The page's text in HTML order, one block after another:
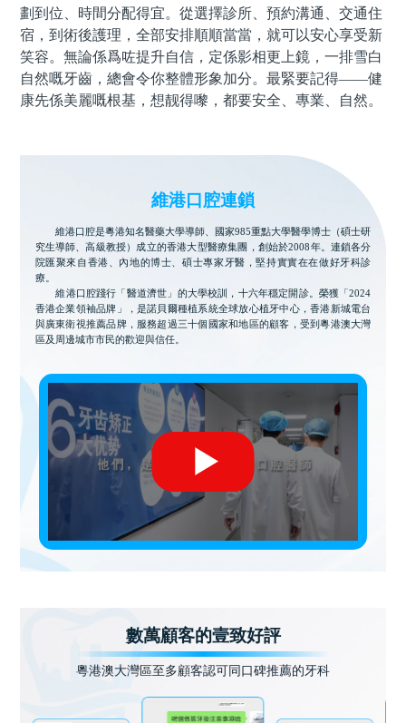
劃到位、時間分配得宜。從選擇診所、預約溝通、交通住
宿，到術後護理，全部安排順順當當，就可以安心享受新
笑容。無論係爲咗提升自信，定係影相更上鏡，一排雪白
自然嘅牙齒，總會令你整體形象加分。最緊要記得——健
康先係美麗嘅根基，想靓得嚟，都要安全、專業、自然。
維港口腔連鎖
維港口腔是粵港知名醫藥大學導師、國家985重點大學醫學博士（碩士研
究生導師、高級教授）成立的香港大型醫療集團，創始於2008年。連鎖各分
院匯聚來自香港、內地的博士、碩士專家牙醫，堅持實實在在做好牙科診
療。
維港口腔踐行「醫道濟世」的大學校訓，十六年穩定開診。榮獲「2024
香港企業領袖品牌」，是諾貝爾種植系統全球放心植牙中心，香港新城電台
與廣東衛視推薦品牌，服務超過三十個國家和地區的顧客，受到粵港澳大灣
區及周邊城市市民的歡迎與信任。
數萬顧客的壹致好評
粵港澳大灣區至多顧客認可同口碑推薦的牙科